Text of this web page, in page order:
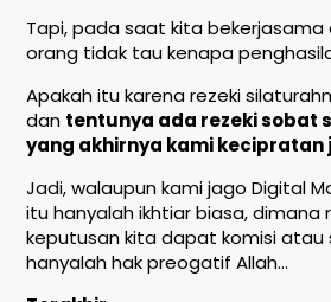
Tapi, pada saat kita bekerjasama
orang tidak tau kenapa
Apakah itu karena rezeki
dan tentunya ada rezeki sobat
yang akhirnya kami kecipratan
Jadi, walaupun kami jago Digital
itu hanyalah ikhtiar biasa, dimana
keputusan kita dapat komisi atau
hanyalah hak preogatif Allah…